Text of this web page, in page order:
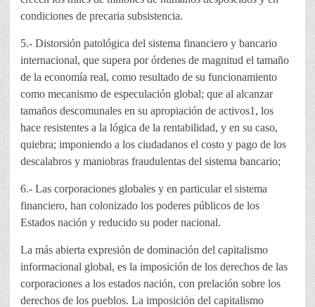
condiciones de precaria subsistencia.
5.- Distorsión patológica del sistema financiero y bancario
internacional, que supera por órdenes de magnitud el tamaño
de la economía real, como resultado de su funcionamiento
como mecanismo de especulación global; que al alcanzar
tamaños descomunales en su apropiación de activos1, los
hace resistentes a la lógica de la rentabilidad, y en su caso,
quiebra; imponiendo a los ciudadanos el costo y pago de los
descalabros y maniobras fraudulentas del sistema bancario;
6.- Las corporaciones globales y en particular el sistema
financiero, han colonizado los poderes públicos de los
Estados nación y reducido su poder nacional.
La más abierta expresión de dominación del capitalismo
informacional global, es la imposición de los derechos de las
corporaciones a los estados nación, con prelación sobre los
derechos de los pueblos. La imposición del capitalismo